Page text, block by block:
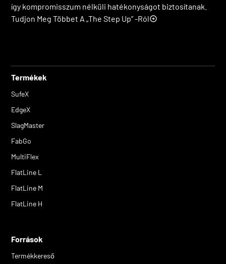
így kompromisszum nélküli hatékonyságot biztosítanak.
Tudjon Meg Többet A „The Step Up” -ról
Termékek
SufeX
EdgeX
SlagMaster
FabGo
MultiFlex
FlatLine L
FlatLine M
FlatLine H
Források
Termékkereső